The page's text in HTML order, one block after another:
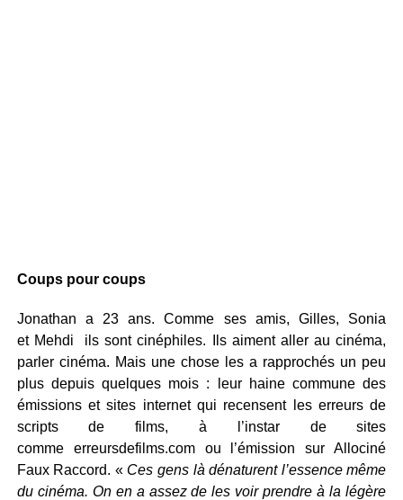
Coups pour coups
Jonathan a 23 ans. Comme ses amis, Gilles, Sonia
et Mehdi ils sont cinéphiles. Ils aiment aller au cinéma,
parler cinéma. Mais une chose les a rapprochés un peu
plus depuis quelques mois : leur haine commune des
émissions et sites internet qui recensent les erreurs de
scripts de films, à l’instar de sites
comme erreursdefilms.com ou l’émission sur Allociné
Faux Raccord. « Ces gens là dénaturent l’essence même
du cinéma. On en a assez de les voir prendre à la légère